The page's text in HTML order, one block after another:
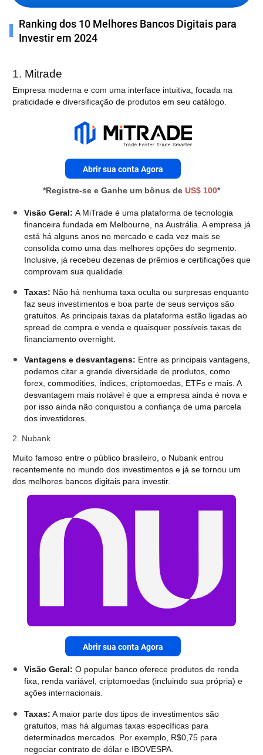
Ranking dos 10 Melhores Bancos Digitais para
Investir em 2024
1. Mitrade
Empresa moderna e com uma interface intuitiva, focada na
praticidade e diversificação de produtos em seu catálogo.
Abrir sua conta Agora
*Registre-se e Ganhe um bônus de US$ 100*
Visão Geral: A MiTrade é uma plataforma de tecnologia
financeira fundada em Melbourne, na Austrália. A empresa já
está há alguns anos no mercado e cada vez mais se
consolida como uma das melhores opções do segmento.
Inclusive, já recebeu dezenas de prêmios e certificações que
comprovam sua qualidade.
Taxas: Não há nenhuma taxa oculta ou surpresas enquanto
faz seus investimentos e boa parte de seus serviços são
gratuitos. As principais taxas da plataforma estão ligadas ao
spread de compra e venda e quaisquer possíveis taxas de
financiamento overnight.
Vantagens e desvantagens: Entre as principais vantagens,
podemos citar a grande diversidade de produtos, como
forex, commodities, índices, criptomoedas, ETFs e mais. A
desvantagem mais notável é que a empresa ainda é nova e
por isso ainda não conquistou a confiança de uma parcela
dos investidores.
2. Nubank
Muito famoso entre o público brasileiro, o Nubank entrou
recentemente no mundo dos investimentos e já se tornou um
dos melhores bancos digitais para investir.
Abrir sua conta Agora
Visão Geral: O popular banco oferece produtos de renda
fixa, renda variável, criptomoedas (incluindo sua própria) e
ações internacionais.
Taxas: A maior parte dos tipos de investimentos são
gratuitos, mas há algumas taxas específicas para
determinados mercados. Por exemplo, R$0,75 para
negociar contrato de dólar e IBOVESPA.